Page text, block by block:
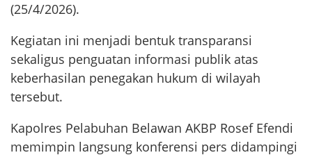
(25/4/2026).
Kegiatan ini menjadi bentuk transparansi
sekaligus penguatan informasi publik atas
keberhasilan penegakan hukum di wilayah
tersebut.
Kapolres Pelabuhan Belawan AKBP Rosef Efendi
memimpin langsung konferensi pers didampingi